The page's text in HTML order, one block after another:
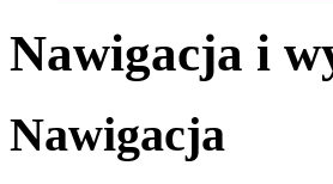
Nawigacja i
Nawigacja